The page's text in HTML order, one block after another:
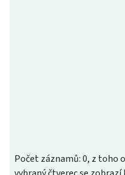
Počet záznamů: 0, z toho